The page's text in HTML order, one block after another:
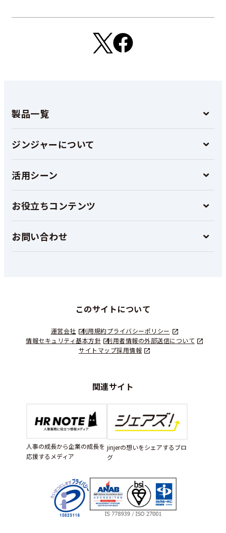
製品一覧
ジンジャーについて
活用シーン
お役立ちコンテンツ
お問い合わせ
このサイトについて
運営会社 利用規約プライバシーポリシー
情報セキュリティ基本方針
利用者情報の外部送信について
サイトマップ採用情報
関連サイト
人事の成長から企業の成長を
応援するメディア
jinjerの想いをシェアするブロ
グ